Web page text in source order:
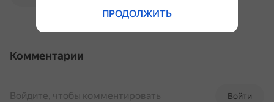
Комментарии
Войти
Войдите, чтобы комментировать
ПРОДОЛЖИТЬ